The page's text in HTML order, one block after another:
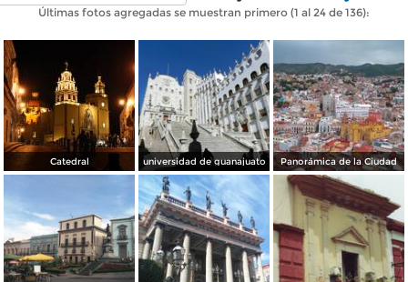
Últimas fotos agregadas se muestran primero (1 al 24 de 136):
Catedral universidad de guanajuato Panorámica de la Ciudad